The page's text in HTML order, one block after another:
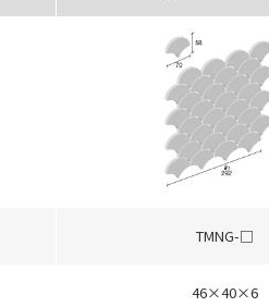
TMNG-□
46×40×6